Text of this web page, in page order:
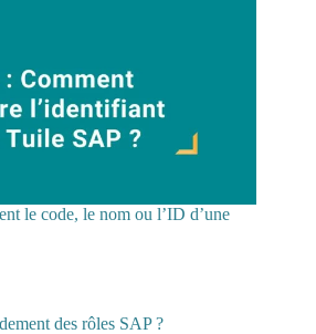
le code, le nom ou l’ID d’une
des rôles SAP ?